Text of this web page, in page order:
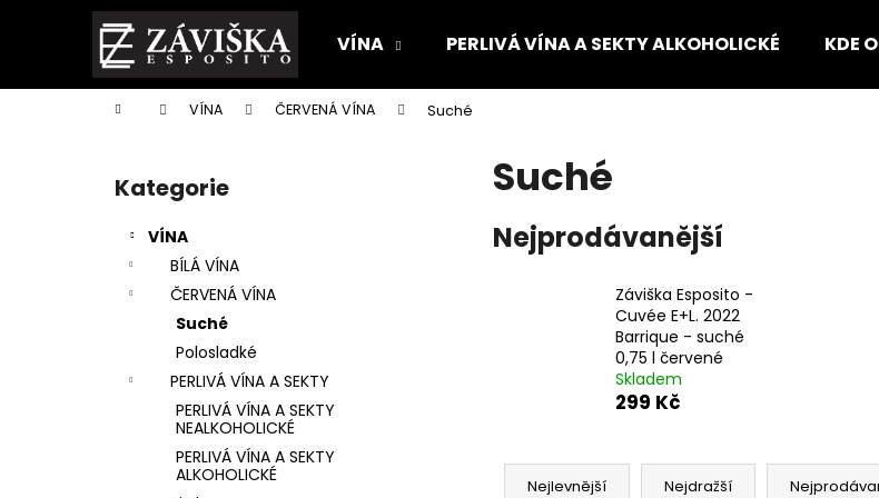
VÍNA PERLIVÁ VÍNA A SEKTY ALKOHOLICKÉ KDE
Domů VÍNA ČERVENÁ VÍNA Suché
Přeskočit
kategorie
Kategorie
VÍNA
BÍLÁ VÍNA
ČERVENÁ VÍNA
Suché
Polosladké
PERLIVÁ VÍNA A SEKTY
PERLIVÁ VÍNA A SEKTY
NEALKOHOLICKÉ
PERLIVÁ VÍNA A SEKTY
ALKOHOLICKÉ
Suché
Nejprodávanější
Záviška Esposito -
Cuvée E+L. 2022
Barrique - suché
0,75 l červené
Skladem
299 Kč
Ř
Nejlevnější Nejdražší
í
Zpět
do
Zpět
do
Doporučujeme